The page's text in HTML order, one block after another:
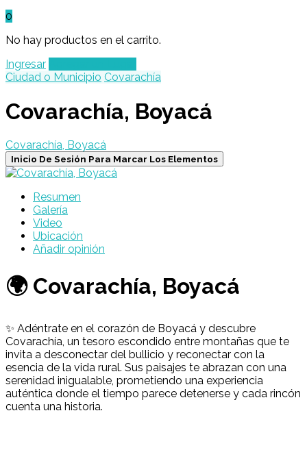
0
No hay productos en el carrito.
Ingresar
Ciudad o Municipio Covarachía
Covarachía, Boyacá
Covarachía, Boyacá
Inicio De Sesión Para Marcar Los Elementos
Resumen
Galería
Video
Ubicación
Añadir opinión
🌍 Covarachía, Boyacá
✨ Adéntrate en el corazón de Boyacá y descubre
Covarachía, un tesoro escondido entre montañas que te
invita a desconectar del bullicio y reconectar con la
esencia de la vida rural. Sus paisajes te abrazan con una
serenidad inigualable, prometiendo una experiencia
auténtica donde el tiempo parece detenerse y cada rincón
cuenta una historia.